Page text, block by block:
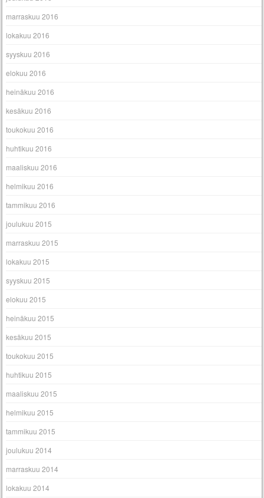
marraskuu 2016
lokakuu 2016
syyskuu 2016
elokuu 2016
heinäkuu 2016
kesäkuu 2016
toukokuu 2016
huhtikuu 2016
maaliskuu 2016
helmikuu 2016
tammikuu 2016
joulukuu 2015
marraskuu 2015
lokakuu 2015
syyskuu 2015
elokuu 2015
heinäkuu 2015
kesäkuu 2015
toukokuu 2015
huhtikuu 2015
maaliskuu 2015
helmikuu 2015
tammikuu 2015
joulukuu 2014
marraskuu 2014
lokakuu 2014